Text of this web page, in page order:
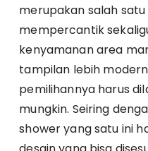
merupakan salah
mempercantik
kenyamanan area
tampilan lebih
pemilihannya harus
mungkin. Seiring
shower yang satu ini